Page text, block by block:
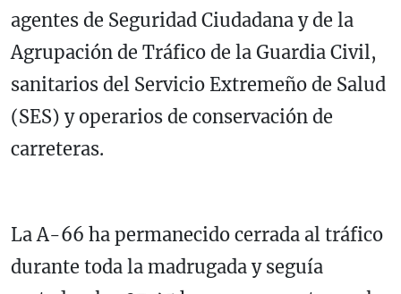
agentes de Seguridad Ciudadana y de la
Agrupación de Tráfico de la Guardia Civil ,
sanitarios del Servicio Extremeño de Salud
(SES) y operarios de conservación de
carreteras.
La A-66 ha permanecido cerrada al tráfico
durante toda la madrugada y seguía